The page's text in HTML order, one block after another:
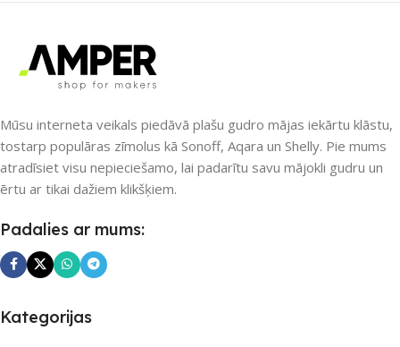
Bluetooth,Wi-Fi
PIEEJAMS UZREIZ Jā
UZREIZ PIEEJAMAIS
1
Nē
UZREIZ PIEEJAMAIS
Mūsu interneta veikals piedāvā plašu gudro mājas iekārtu klāstu,
tostarp populāras zīmolus kā Sonoff, Aqara un Shelly. Pie mums
atradīsiet visu nepieciešamo, lai padarītu savu mājokli gudru un
ērtu ar tikai dažiem klikšķiem.
Padalies ar mums:
Kategorijas